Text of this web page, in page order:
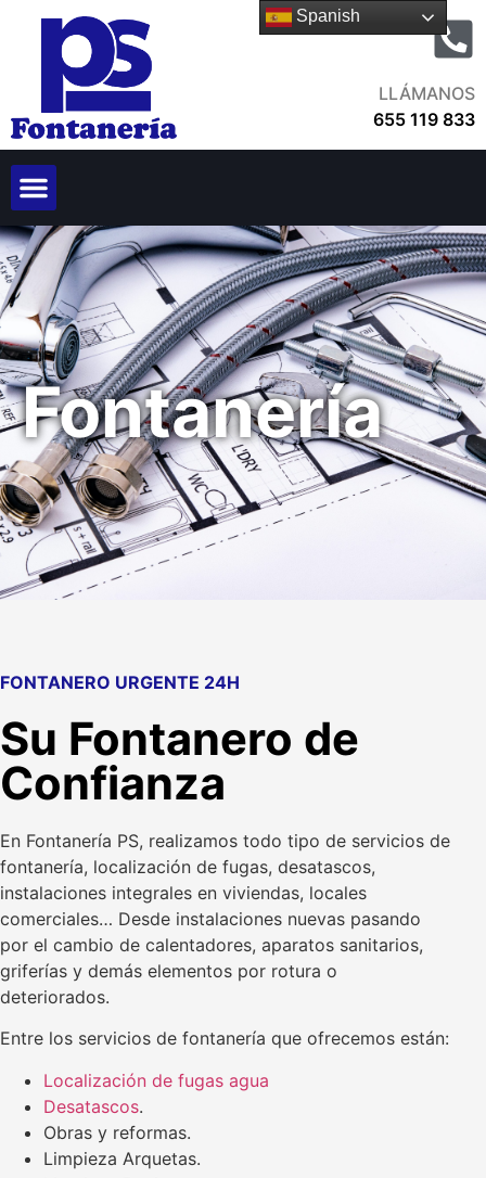
LLÁMANOS
655 119 833
Fontanería
FONTANERO URGENTE 24H
Su Fontanero de
Confianza
En Fontanería PS, realizamos todo tipo de servicios de
fontanería, localización de fugas, desatascos,
instalaciones integrales en viviendas, locales
comerciales… Desde instalaciones nuevas pasando
por el cambio de calentadores, aparatos sanitarios,
griferías y demás elementos por rotura o
deteriorados.
Entre los servicios de fontanería que ofrecemos están:
Localización de fugas agua
Desatascos.
Obras y reformas.
Limpieza Arquetas.
Spanish